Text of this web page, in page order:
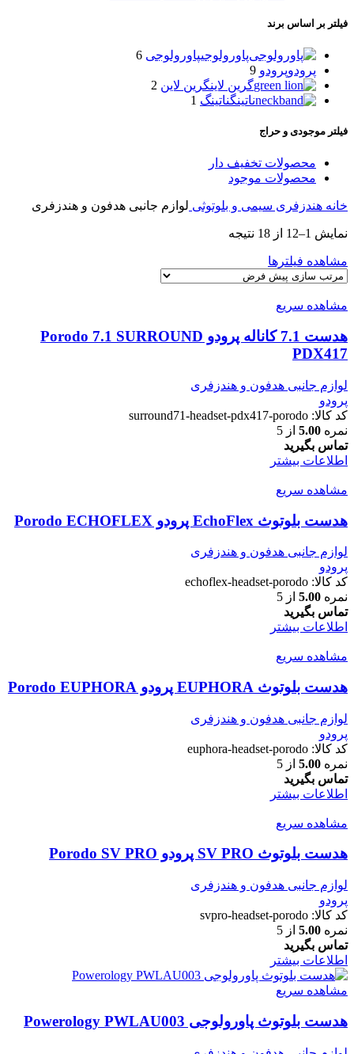
فیلتر بر اساس برند
پاورولوجیپاورولوجی 6
پرودوپرودو 9
گرین لاینگرین لاین 2
ناتینگناتینگ 1
فیلتر موجودی و حراج
محصولات تخفیف دار
محصولات موجود
خانه هندزفری سیمی و بلوتوثی لوازم جانبی هدفون و هندزفری
نمایش 1–12 از 18 نتیجه
مشاهده فیلترها
مشاهده سریع
هدست 7.1 کاناله پرودو Porodo 7.1 SURROUND
PDX417
لوازم جانبی هدفون و هندزفری
پرودو
کد کالا: surround71-headset-pdx417-porodo
نمره 5.00 از 5
تماس بگیرید
اطلاعات بیشتر
مشاهده سریع
هدست بلوتوث EchoFlex پرودو Porodo ECHOFLEX
لوازم جانبی هدفون و هندزفری
پرودو
کد کالا: echoflex-headset-porodo
نمره 5.00 از 5
تماس بگیرید
اطلاعات بیشتر
مشاهده سریع
هدست بلوتوث EUPHORA پرودو Porodo EUPHORA
لوازم جانبی هدفون و هندزفری
پرودو
کد کالا: euphora-headset-porodo
نمره 5.00 از 5
تماس بگیرید
اطلاعات بیشتر
مشاهده سریع
هدست بلوتوث SV PRO پرودو Porodo SV PRO
لوازم جانبی هدفون و هندزفری
پرودو
کد کالا: svpro-headset-porodo
نمره 5.00 از 5
تماس بگیرید
اطلاعات بیشتر
مشاهده سریع
هدست بلوتوث پاورولوجی Powerology PWLAU003